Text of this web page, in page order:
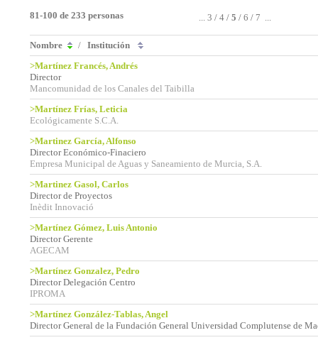
81-100 de 233 personas
... 3 / 4 / 5 / 6 / 7 ...
Nombre / Institución
>Martínez Francés, Andrés
Director
Mancomunidad de los Canales del Taibilla
>Martínez Frías, Leticia
Ecológicamente S.C.A.
>Martinez García, Alfonso
Director Económico-Finaciero
Empresa Municipal de Aguas y Saneamiento de Murcia, S.A.
>Martinez Gasol, Carlos
Director de Proyectos
Inèdit Innovació
>Martínez Gómez, Luis Antonio
Director Gerente
AGECAM
>Martínez Gonzalez, Pedro
Director Delegación Centro
IPROMA
>Martínez González-Tablas, Angel
Director General de la Fundación General Universidad Complutense de